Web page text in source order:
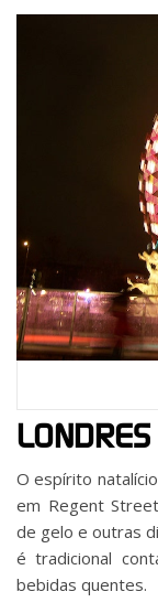
LONDRES
O espírito
em Regent
de gelo e outras
é tradicional
bebidas quentes.